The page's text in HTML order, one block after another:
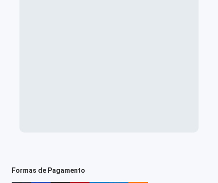
Formas de Pagamento